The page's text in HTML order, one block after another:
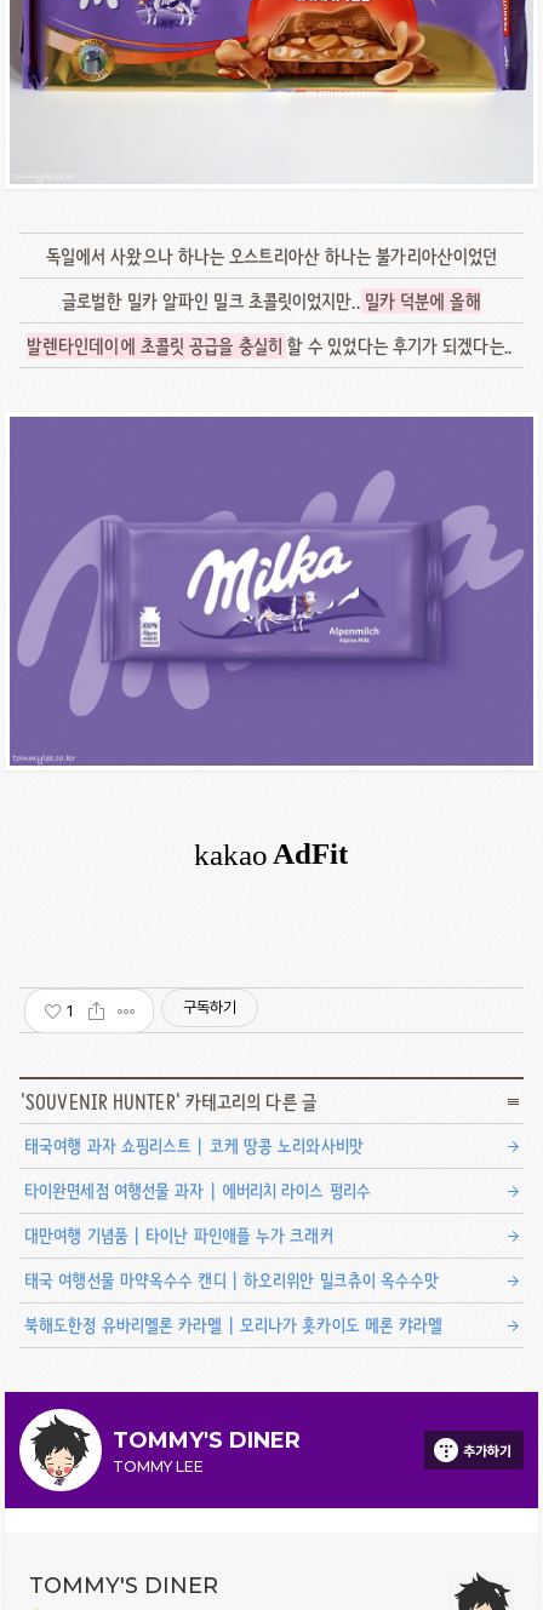
독일에서 사왔으나 하나는 오스트리아산 하나는 불가리아산이었던
글로벌한 밀카 알파인 밀크 초콜릿이었지만.. 밀카 덕분에 올해
발렌타인데이에 초콜릿 공급을 충실히 할 수 있었다는 후기가 되겠다는..
1 구독하기
'SOUVENIR HUNTER' 카테고리의 다른 글
태국여행 과자 쇼핑리스트 | 코케 땅콩 노리와사비맛
타이완면세점 여행선물 과자 | 에버리치 라이스 펑리수
대만여행 기념품 | 타이난 파인애플 누가 크래커
태국 여행선물 마약옥수수 캔디 | 하오리위안 밀크츄이 옥수수맛
북해도한정 유바리멜론 카라멜 | 모리나가 홋카이도 메론 캬라멜
TOMMY'S DINER
TOMMY LEE
추가하기
TOMMY'S DINER